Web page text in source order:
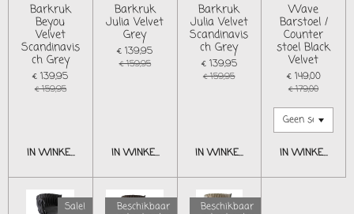
Barkruk
Beyou
Velvet
Scandinavis
ch Grey
€ 139,95
€ 159,95
IN WINKELWAGEN
Barkruk
Julia Velvet
Grey
€ 139,95
€ 159,95
IN WINKELWAGEN
Barkruk
Julia Velvet
Scandinavis
ch Grey
€ 139,95
€ 159,95
IN WINKELWAGEN
Wave
Barstoel /
Counter
stoel Black
Velvet
€ 149,00
€ 179,00
IN
Sale! Beschikbaar Beschikbaar